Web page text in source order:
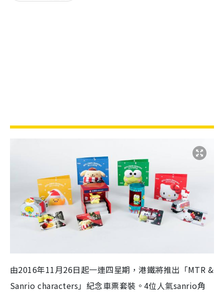
由2016年11月26日起一連四星期，港鐵將推出「MTR &
Sanrio characters」紀念車票套裝。4位人氣sanrio角